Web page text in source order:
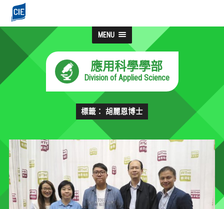
MENU
應用科學學部
Division of Applied Science
標籤： 胡麗恩博士